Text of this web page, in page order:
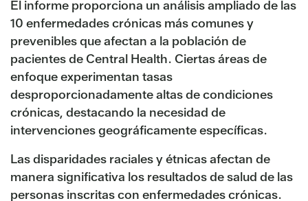
El informe proporciona un análisis ampliado de las
10 enfermedades crónicas más comunes y
prevenibles que afectan a la población de
pacientes de Central Health. Ciertas áreas de
enfoque experimentan tasas
desproporcionadamente altas de condiciones
crónicas, destacando la necesidad de
intervenciones geográficamente específicas.
Las disparidades raciales y étnicas afectan de
manera significativa los resultados de salud de las
personas inscritas con enfermedades crónicas.